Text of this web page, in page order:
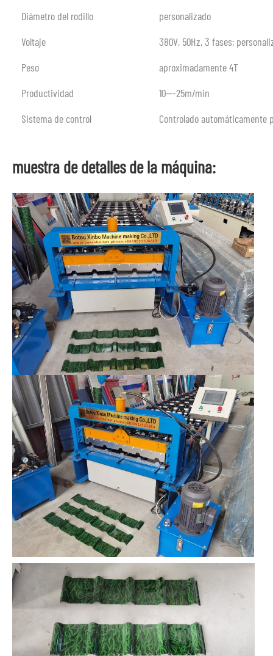
Diámetro del rodillo
personalizado
Voltaje
380V, 50Hz, 3 fases;
Peso
aproximadamente 4T
Productividad
10—-25m/min
Sistema de control
Controlado automáticamente
muestra de detalles de la máquina: